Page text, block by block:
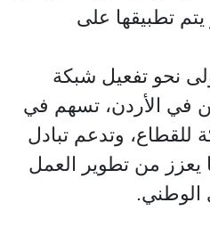
تطبيقها على
نحو تفعيل شبكة
في الأردن، تسهم في
للقطاع، وتدعم تبادل
يعزز من تطوير العمل
الوطني.